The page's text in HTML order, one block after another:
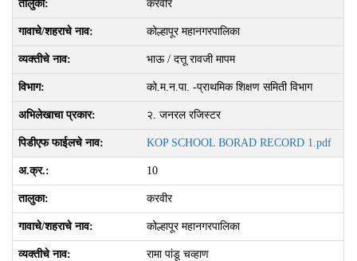
करवीर
कोल्हापूर महानगरपालिका
भाऊ / दत्तू रावजी मापम
को.म.न.पा. -प्राथमिक शिक्षण समिती विभाग
२. जनरल रजिस्‍टर
KOP SCHOOL BORAD RECORD 1.pdf
10
करवीर
कोल्हापूर महानगरपालिका
रामा पांडू चव्हाण